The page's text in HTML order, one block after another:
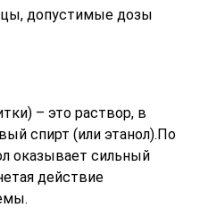
допустимые дозы
– это раствор, в
спирт (или этанол).По
оказывает сильный
действие